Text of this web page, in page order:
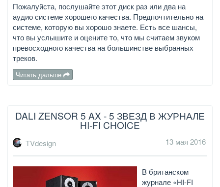
Пожалуйста, послушайте этот диск раз или два на
аудио системе хорошего качества. Предпочтительно на
системе, которую вы хорошо знаете. Есть все шансы,
что вы услышите и оцените то, что мы считаем звуком
превосходного качества на большинстве выбранных
треков.
Читать дальше
DALI ZENSOR 5 AX - 5 ЗВЕЗД В ЖУРНАЛЕ
HI-FI CHOICE
TVdesign 13 мая 2016
В британском
журнале «HI-FI